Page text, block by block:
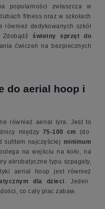
popularności zwłaszcza w
fitness oraz w szkołach
dedykowanych szkół
Zdobądźświetny sprzęt do
ćwiczeń na bezpiecznych
do aerial hoop i
również aerial lyra. Jest to
między 75-100 cm (do
sufitem najczęściej minimum
na wejściu na koło, na
akrobatyczne typu szpagaty,
aerial hoop jest również
dla dzieci. Jeden
co cały plac zabaw.